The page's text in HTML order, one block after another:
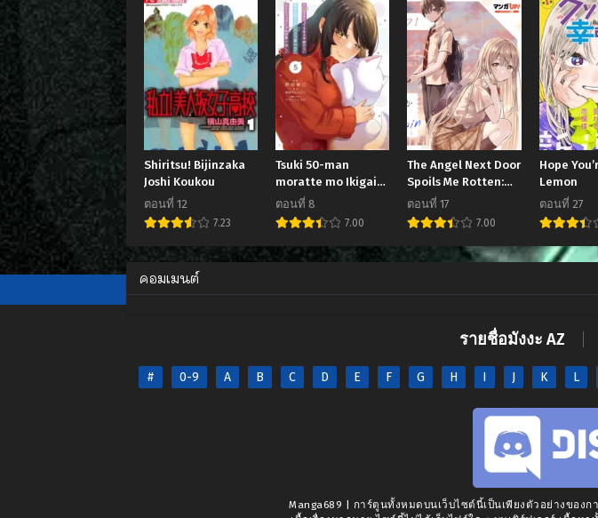
Shiritsu! Bijinzaka
Joshi Koukou
ตอนที่ 12
7.23
Tsuki 50-man
moratte mo Ikigai
no nai Tonari no
Onee-san ni 30-man
de Yatowarete
“Okaeri” tte Iu
Oshigoto ga
ตอนที่ 8
7.00
The Angel Next Door
Spoils Me Rotten:
After the Rain
ตอนที่ 17
7.00
Hope
Lemon
ตอนที่ 27
คอมเมนต์
รายชื่อมังงะ AZ
# 0-9 A B C D E F G H I J K L
Manga689 | การ์ตูนทั้งหมดบนเว็บไซต์นี้เป็นเพียงตัวอย่างขอ